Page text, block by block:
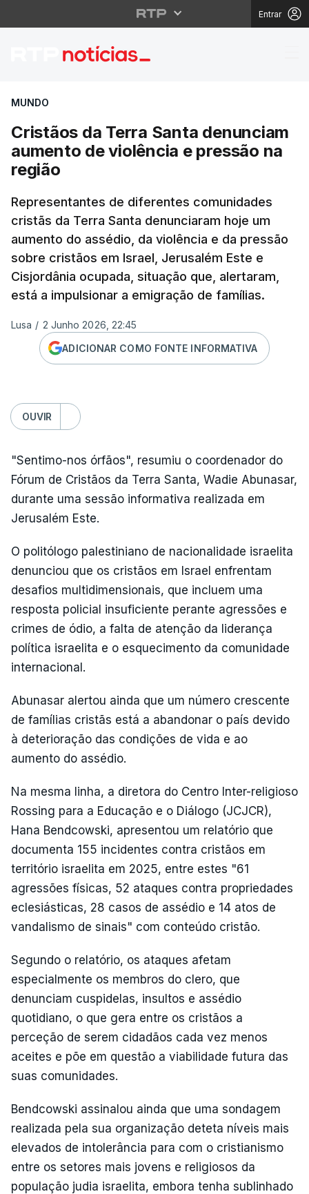
Entrar
Cristãos da Terra
MUNDO
Cristãos da Terra Santa denunciam
aumento de violência e pressão na
região
Representantes de diferentes comunidades
cristãs da Terra Santa denunciaram hoje um
aumento do assédio, da violência e da pressão
sobre cristãos em Israel, Jerusalém Este e
Cisjordânia ocupada, situação que, alertaram,
está a impulsionar a emigração de famílias.
Lusa / 2 Junho 2026, 22:45
ADICIONAR COMO FONTE INFORMATIVA
OUVIR
"Sentimo-nos órfãos", resumiu o coordenador do
Fórum de Cristãos da Terra Santa, Wadie Abunasar,
durante uma sessão informativa realizada em
Jerusalém Este.
O politólogo palestiniano de nacionalidade israelita
denunciou que os cristãos em Israel enfrentam
desafios multidimensionais, que incluem uma
resposta policial insuficiente perante agressões e
crimes de ódio, a falta de atenção da liderança
política israelita e o esquecimento da comunidade
internacional.
Abunasar alertou ainda que um número crescente
de famílias cristãs está a abandonar o país devido
à deterioração das condições de vida e ao
aumento do assédio.
Na mesma linha, a diretora do Centro Inter-religioso
Rossing para a Educação e o Diálogo (JCJCR),
Hana Bendcowski, apresentou um relatório que
documenta 155 incidentes contra cristãos em
território israelita em 2025, entre estes "61
agressões físicas, 52 ataques contra propriedades
eclesiásticas, 28 casos de assédio e 14 atos de
vandalismo de sinais" com conteúdo cristão.
Segundo o relatório, os ataques afetam
especialmente os membros do clero, que
denunciam cuspidelas, insultos e assédio
quotidiano, o que gera entre os cristãos a
perceção de serem cidadãos cada vez menos
aceites e põe em questão a viabilidade futura das
suas comunidades.
Bendcowski assinalou ainda que uma sondagem
realizada pela sua organização deteta níveis mais
elevados de intolerância para com o cristianismo
entre os setores mais jovens e religiosos da
população judia israelita, embora tenha sublinhado